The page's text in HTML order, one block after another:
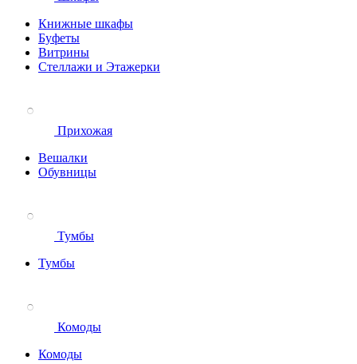
Книжные шкафы
Буфеты
Витрины
Стеллажи и Этажерки
Прихожая
Вешалки
Обувницы
Тумбы
Тумбы
Комоды
Комоды